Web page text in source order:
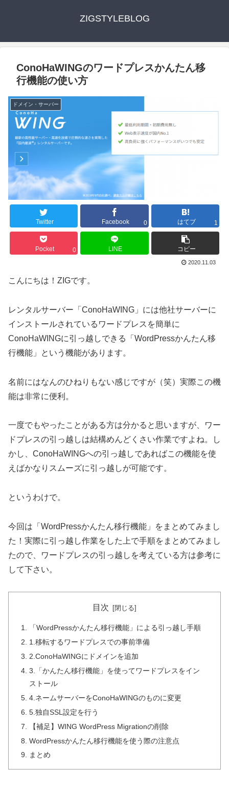
ZIGSTYLEBLOG
ConoHaWINGのワードプレスかんたん移
行機能の使い方
ドメイン・サーバー
Twitter Facebook 0 はてブ 1
Pocket 0 LINE コピー
2020.11.03
こんにちは！ZIGです。
レンタルサーバー「ConoHaWING」には他社サーバーに
インストールされているワードプレスを簡単に
ConoHaWINGに引っ越しできる「WordPressかんたん移
行機能」という機能があります。
名前にはなんのひねりもない感じですが（笑）実際この機
能は非常に便利。
一度でもやったことがある方は分かると思いますが、ワー
ドプレスの引っ越しは結構めんどくさい作業ですよね。し
かし、ConoHaWINGへの引っ越しであればこの機能を使
えばかなりスムーズに引っ越しが可能です。
というわけで。
今回は「WordPressかんたん移行機能」をまとめてみまし
た！実際に引っ越し作業をした上で手順をまとめてみまし
たので、ワードプレスの引っ越しを考えている方は参考に
して下さい。
目次
「WordPressかんたん移行機能」による引っ越し手順
1.移転するワードプレスでの事前準備
2.ConoHaWINGにドメインを追加
3.「かんたん移行機能」を使ってワードプレスをイン
ストール
4.ネームサーバーをConoHaWINGのものに変更
5.独自SSL設定を行う
【補足】WING WordPress Migrationの削除
WordPressかんたん移行機能を使う際の注意点
まとめ